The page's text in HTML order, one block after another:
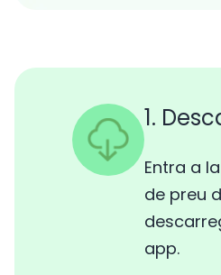
1.
Entra a
de preu
app.